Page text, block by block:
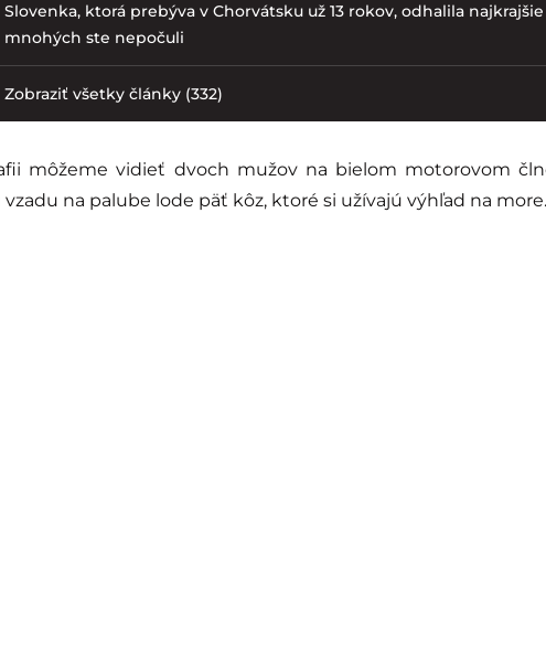
Slovenka, ktorá prebýva v Chorvátsku už 13 rokov, odhalila najkrajšie
mnohých ste nepočuli
Zobraziť všetky články (332)
môžeme vidieť dvoch mužov na bielom motorovom
na palube lode päť kôz, ktoré si užívajú výhľad na more.